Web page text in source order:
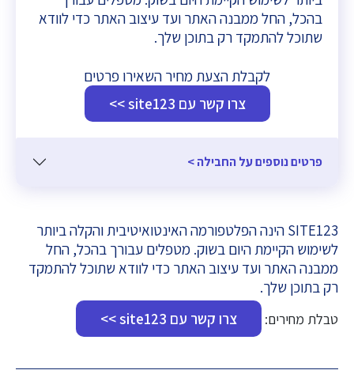
בהכל, החל ממבנה האתר ועד עיצוב האתר כדי לוודא
שתוכל להתמקד רק בתוכן שלך.
לקבלת הצעת מחיר השאירו פרטים
צרו קשר עם site123 >>
פרטים נוספים על החבילה >
SITE123 הינה הפלטפורמה האינטואיטיבית והקלה ביותר
לשימוש הקיימת היום בשוק. מטפלים עבורך בהכל, החל
ממבנה האתר ועד עיצוב האתר כדי לוודא שתוכל להתמקד
רק בתוכן שלך.
טבלת מחירים: צרו קשר עם site123 >>